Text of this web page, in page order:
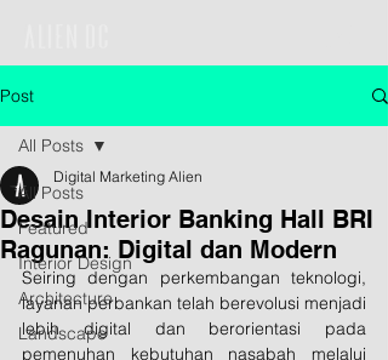
Post
All Posts
Featured
Interior Design
Architecture
Landscape
All Posts
Desain Interior Banking Hall BRI
Ragunan: Digital dan Modern
Digital Marketing Alien
Seiring dengan perkembangan teknologi,
layanan perbankan telah berevolusi menjadi
lebih digital dan berorientasi pada
pemenuhan kebutuhan nasabah melalui